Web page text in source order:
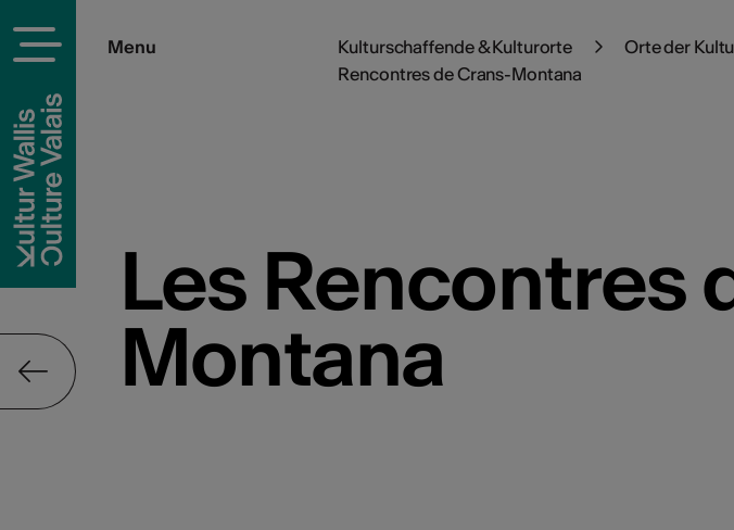
Menu Kulturschaffende & Kulturorte Orte der
Rencontres de Crans-Montana
Les Rencontres
Montana